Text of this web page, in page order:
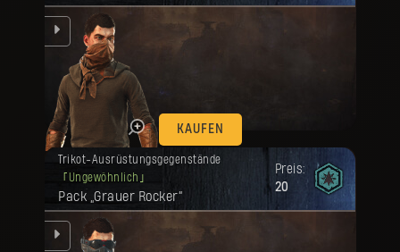
KAUFEN
Trikot-Ausrüstungsgegenstände
Ungewöhnlich
Pack „Grauer Rocker“
Preis:
20
Deine Belohnung ist freigeschaltet
worden.